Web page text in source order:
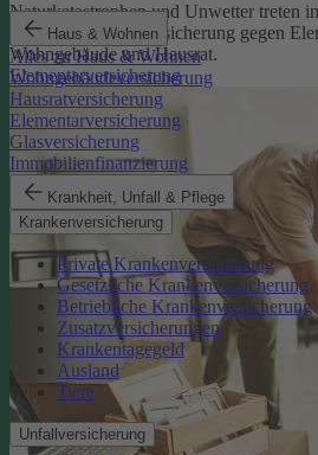
Haus & Wohnen
Alles zu Haus & Wohnen
Wohngebäudeversicherung
Hausratversicherung
Elementarversicherung
Glasversicherung
Immobilienfinanzierung
Krankheit, Unfall & Pflege
Krankenversicherung
Private Krankenversicherung
Gesetzliche Krankenversicherung
Betriebliche Krankenversicherung
Zusatzversicherungen
Krankentagegeld
Ausland
Tiere
Unfallversicherung
Naturkatastrophen und Unwetter treten
eine zuverlässige Absicherung gegen
Wohngebäude und Hausrat.
Elementarversicherung